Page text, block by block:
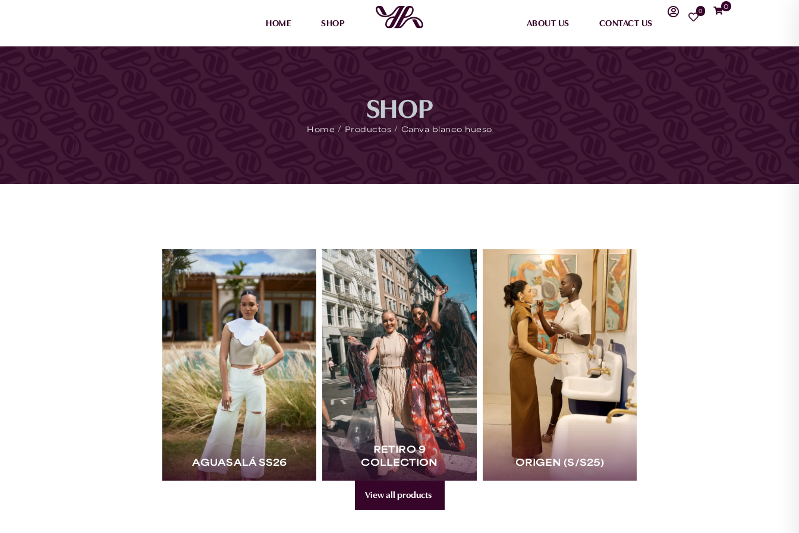
HOME SHOP ABOUT US CONTACT US
0
0
SHOP
Home / Productos / Canva blanco hueso
AGUASALÁ SS26
RETIRO 9
COLLECTION
ORIGEN (S/S25)
View all products